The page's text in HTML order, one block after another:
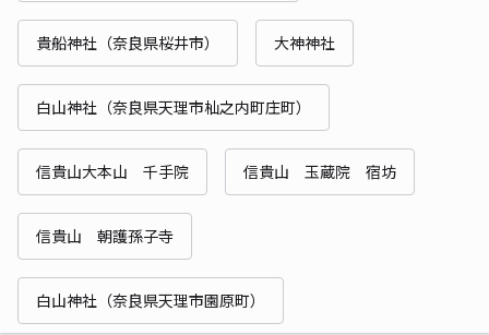
貴船神社（奈良県桜井市） 大神神社
白山神社（奈良県天理市杣之内町庄町）
信貴山大本山 千手院 信貴山 玉蔵院 宿坊
信貴山 朝護孫子寺
白山神社（奈良県天理市園原町）